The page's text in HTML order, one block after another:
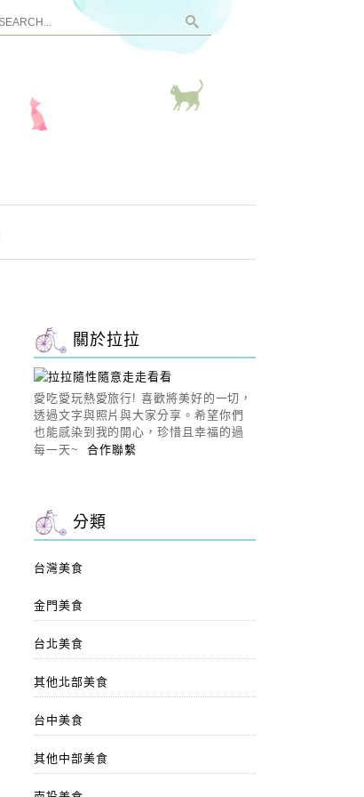
關於拉拉
愛吃愛玩熱愛旅行! 喜歡將美好的一切，
透過文字與照片與大家分享。希望你們
也能感染到我的開心，珍惜且幸福的過
每一天~合作聯繫
分類
台灣美食
金門美食
台北美食
其他北部美食
台中美食
其他中部美食